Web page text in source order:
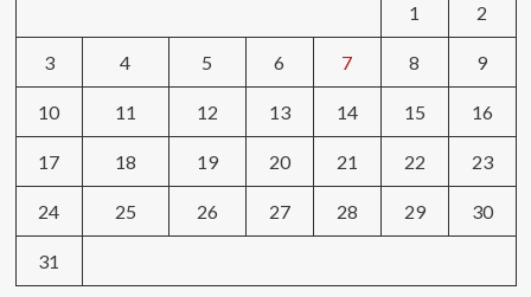
1 2
3 4 5 6 7 8 9
10 11 12 13 14 15 16
17 18 19 20 21 22 23
24 25 26 27 28 29 30
31